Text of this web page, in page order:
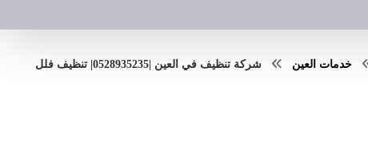
خدمات العين شركة تنظيف في العين |0528935235| تنظيف فلل